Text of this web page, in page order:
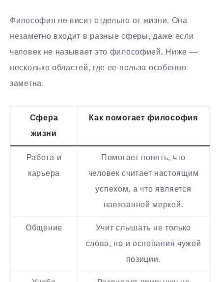
Философия не висит отдельно от жизни. Она
незаметно входит в разные сферы, даже если
человек не называет это философией. Ниже —
несколько областей, где ее польза особенно
заметна.
Сфера
жизни
Как помогает философия
Работа и
карьера
Помогает понять, что
человек считает настоящим
успехом, а что является
навязанной меркой.
Общение
Учит слышать не только
слова, но и основания чужой
позиции.